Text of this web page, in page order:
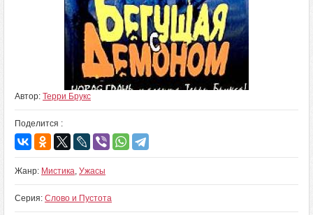
Автор: Терри Брукс
Поделится :
Жанр: Мистика, Ужасы
Серия: Слово и Пустота